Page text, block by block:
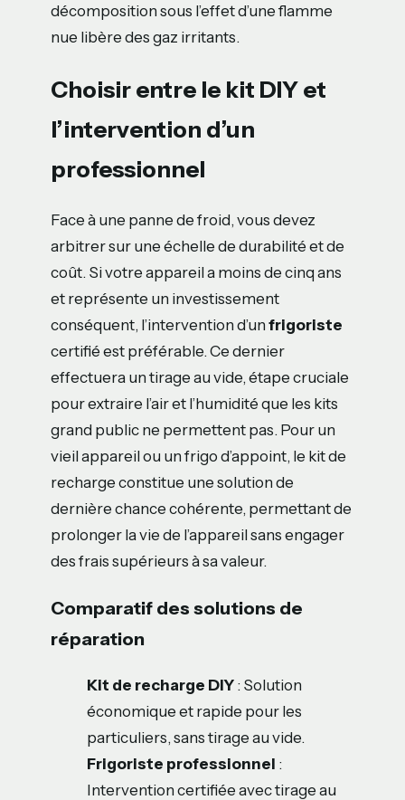
décomposition sous l’effet d’une flamme
nue libère des gaz irritants.
Choisir entre le kit DIY et
l’intervention d’un
professionnel
Face à une panne de froid, vous devez
arbitrer sur une échelle de durabilité et de
coût. Si votre appareil a moins de cinq ans
et représente un investissement
conséquent, l’intervention d’un frigoriste
certifié est préférable. Ce dernier
effectuera un tirage au vide, étape cruciale
pour extraire l’air et l’humidité que les kits
grand public ne permettent pas. Pour un
vieil appareil ou un frigo d’appoint, le kit de
recharge constitue une solution de
dernière chance cohérente, permettant de
prolonger la vie de l’appareil sans engager
des frais supérieurs à sa valeur.
Comparatif des solutions de
réparation
Kit de recharge DIY : Solution
économique et rapide pour les
particuliers, sans tirage au vide.
Frigoriste professionnel :
Intervention certifiée avec tirage au